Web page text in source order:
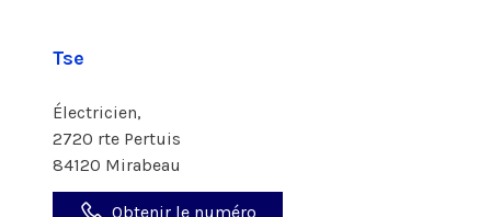
Tse
Électricien,
2720 rte Pertuis
84120 Mirabeau
Obtenir le numéro